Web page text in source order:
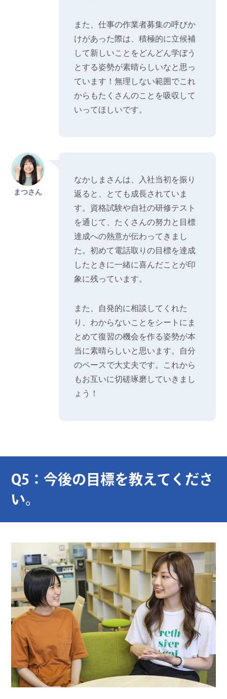
また、仕事の作業者募集の呼びか
けがあった際は、積極的に立候補
して新しいことをどんどん学ぼう
とする姿勢が素晴らしいなと思っ
ています！無理しない範囲でこれ
からもたくさんのことを吸収して
いってほしいです。
まつさん
なかしまさんは、入社当初を振り
返ると、とても成長されていま
す。資格試験や自社の研修テスト
を通じて、たくさんの努力と目標
達成への熱意が伝わってきまし
た。初めて電話取りの目標を達成
したときに一緒に喜んだことが印
象に残っています。
また、自発的に相談してくれた
り、わからないことをシートにま
とめて復習の機会を作る姿勢が本
当に素晴らしいと思います。自分
のペースで大丈夫です。これから
もお互いに切磋琢磨していきまし
ょう！
Q5：今後の目標を教えてくださ
い。